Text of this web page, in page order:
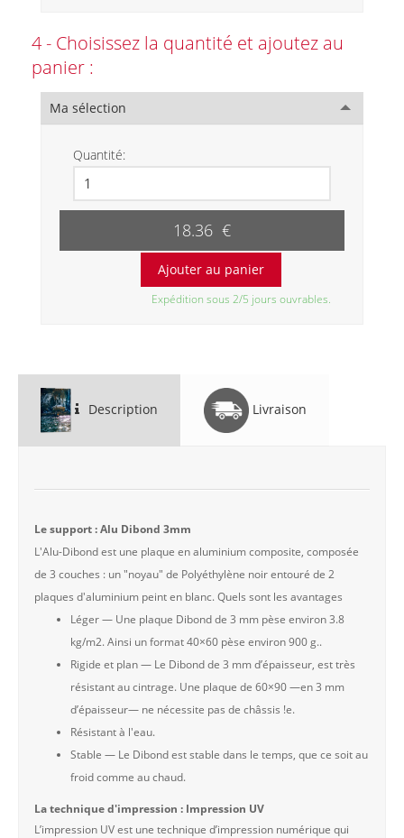
4 - Choisissez la quantité et ajoutez au
panier :
Ma sélection
Quantité:
18.36 €
Expédition sous 2/5 jours ouvrables.
Description Livraison
Le support : Alu Dibond 3mm
L'Alu-Dibond est une plaque en aluminium composite, composée
de 3 couches : un "noyau" de Polyéthylène noir entouré de 2
plaques d'aluminium peint en blanc. Quels sont les avantages
Léger — Une plaque Dibond de 3 mm pèse environ 3.8
kg/m2. Ainsi un format 40×60 pèse environ 900 g..
Rigide et plan — Le Dibond de 3 mm d’épaisseur, est très
résistant au cintrage. Une plaque de 60×90 —en 3 mm
d’épaisseur— ne nécessite pas de châssis !e.
Résistant à l'eau.
Stable — Le Dibond est stable dans le temps, que ce soit au
froid comme au chaud.
La technique d'impression : Impression UV
L’impression UV est une technique d’impression numérique qui